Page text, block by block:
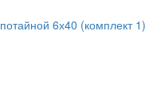
6х40 (комплект 1)